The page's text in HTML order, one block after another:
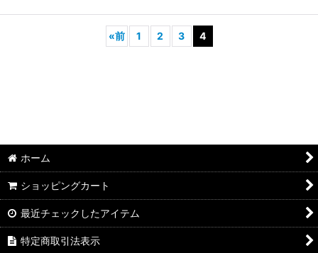
«前 1 2 3 4
ホーム
ショッピングカート
最近チェックしたアイテム
特定商取引法表示